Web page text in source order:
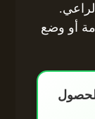
أو وضع